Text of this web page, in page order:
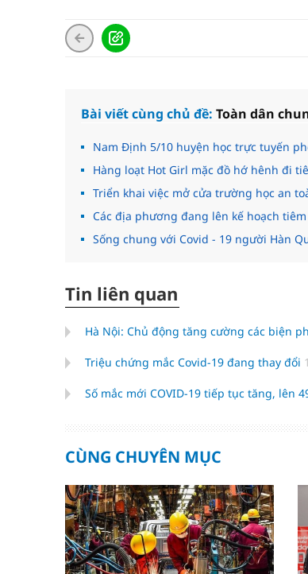
Bài viết cùng chủ đề: Toàn dân
Nam Định 5/10 huyện học trực tuyến
Hàng loạt Hot Girl mặc đồ hớ hênh đi
Triển khai việc mở cửa trường học an
Các địa phương đang lên kế hoạch tiêm
Sống chung với Covid - 19 người Hàn
Tin liên quan
Hà Nội: Chủ động tăng cường các biện
Triệu chứng mắc Covid-19 đang thay đổi
Số mắc mới COVID-19 tiếp tục tăng, lên
CÙNG CHUYÊN MỤC